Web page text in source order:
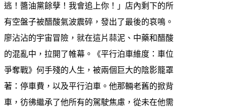
逃！醬油黨餘孽！我會追上你！」店內剩下的所
有空盤子被醋酸氣波震碎，發出了最後的哀鳴。
廖沾沾的宇宙冒險，就在這片蒜泥、中藥和醋酸
的混亂中，拉開了帷幕。《平行泊車維度：車位
爭奪戰》何手殘的人生，被兩個巨大的陰影籠罩
著：停車費，以及平行泊車。他那輛老舊的掀背
車，彷彿繼承了他所有的駕駛焦慮，從未在他需